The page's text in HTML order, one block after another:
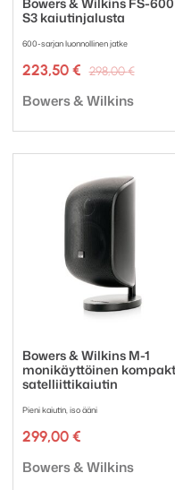
S3 kaiutinjalusta
600-sarjan luonnollinen jatke
298,00€
oli:
223,50 €
on:
Tuotemerkki:
Bowers & Wilkins
Bowers & Wilkins M-1
monikäyttöinen
satelliittikaiutin
Pieni kaiutin, iso ääni
299,00 €
Tuotemerkki:
Bowers & Wilkins